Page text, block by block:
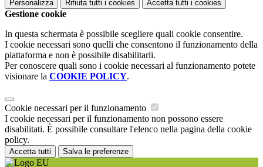
Personalizza Rifiuta tutti i cookies Accetta tutti i cookies
Gestione cookie
In questa schermata è possibile scegliere quali cookie consentire.
I cookie necessari sono quelli che consentono il funzionamento della
piattaforma e non è possibile disabilitarli.
Per conoscere quali sono i cookie necessari al funzionamento potete
visionare la COOKIE POLICY.
Cookie necessari per il funzionamento
I cookie necessari per il funzionamento non possono essere
disabilitati. È possibile consultare l'elenco nella pagina della cookie
policy.
Accetta tutti Salva le preferenze